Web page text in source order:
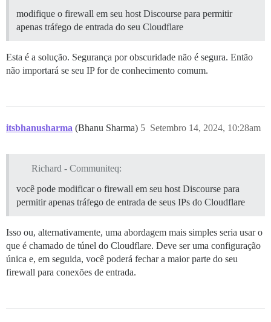
modifique o firewall em seu host Discourse para permitir
apenas tráfego de entrada do seu Cloudflare
Esta é a solução. Segurança por obscuridade não é segura. Então
não importará se seu IP for de conhecimento comum.
itsbhanusharma (Bhanu Sharma) Setembro 14, 2024, 10:28am
5
Richard - Communiteq:
você pode modificar o firewall em seu host Discourse para
permitir apenas tráfego de entrada de seus IPs do Cloudflare
Isso ou, alternativamente, uma abordagem mais simples seria usar o
que é chamado de túnel do Cloudflare. Deve ser uma configuração
única e, em seguida, você poderá fechar a maior parte do seu
firewall para conexões de entrada.